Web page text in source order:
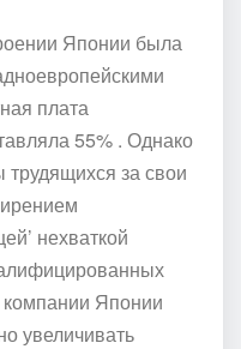
Японии была
плата
55% . Однако
за свои
нехваткой
компании Японии
увеличивать